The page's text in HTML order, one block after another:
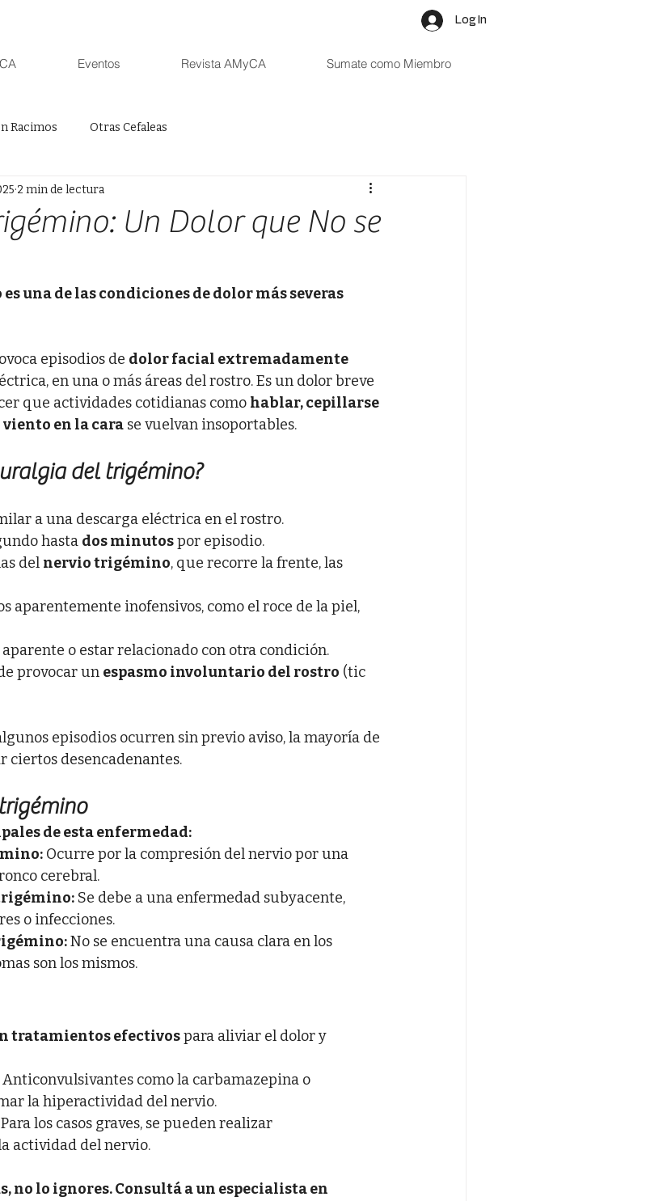
Log In
Eventos Revista AMyCA Sumate como Miembro
Racimos Otras Cefaleas
Un Dolor que No se
2 min de lectura
una de las condiciones de dolor más severas
episodios de dolor facial extremadamente
en una o más áreas del rostro. Es un dolor breve
que actividades cotidianas como hablar, cepillarse
en la cara se vuelvan insoportables.
del trigémino?
a una descarga eléctrica en el rostro.
hasta dos minutos por episodio.
del nervio trigémino, que recorre la frente, las
aparentemente inofensivos, como el roce de la piel,
o estar relacionado con otra condición.
provocar un espasmo involuntario del rostro (tic
episodios ocurren sin previo aviso, la mayoría de
desencadenantes.
de esta enfermedad:
Ocurre por la compresión del nervio por una
cerebral.
Se debe a una enfermedad subyacente,
o infecciones.
No se encuentra una causa clara en los
son los mismos.
tratamientos efectivos para aliviar el dolor y
Anticonvulsivantes como la carbamazepina o
la hiperactividad del nervio.
Para los casos graves, se pueden realizar
actividad del nervio.
no lo ignores. Consultá a un especialista en